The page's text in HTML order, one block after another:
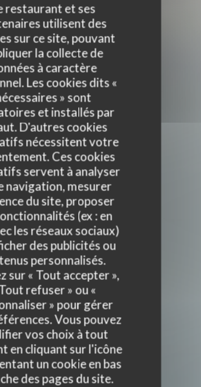
restaurant et ses
utilisent des
sur ce site, pouvant
la collecte de
à caractère
Les cookies dits «
» sont
et installés par
D'autres cookies
nécessitent votre
Ces cookies
servent à analyser
navigation, mesurer
du site, proposer
(ex : en
les réseaux sociaux)
des publicités ou
personnalisés.
sur « Tout accepter »,
refuser » ou «
» pour gérer
Vous pouvez
vos choix à tout
en cliquant sur l'icône
un cookie en bas
des pages du site.